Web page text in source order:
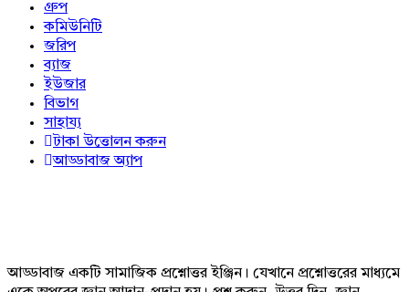
গ্রুপ
কমিউনিটি
জরিপ
ব্যাজ
ইউজার
বিভাগ
সাহায্য
টাকা উত্তোলন করুন
আড্ডাবাজ অ্যাপ
আড্ডাবাজ একটি সামাজিক প্রশ্নোত্তর ইঞ্জিন। যেখানে প্রশ্নোত্তরের মাধ্যমে